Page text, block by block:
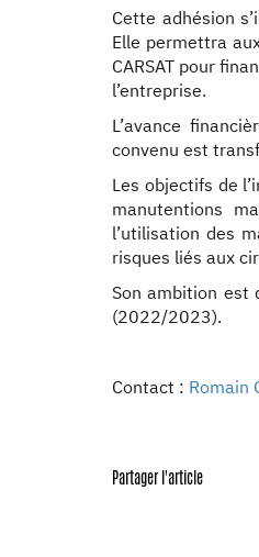
Cette adhésion
Elle permettra
CARSAT pour
l’entreprise.
L’avance
convenu est
Les objectifs de
manutentions
l’utilisation des
risques liés aux
Son ambition est
(2022/2023).
Contact : Romain
Partager l'article